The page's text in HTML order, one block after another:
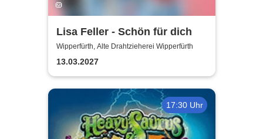
Lisa Feller - Schön für dich
Wipperfürth, Alte Drahtzieherei Wipperfürth
13.03.2027
17:30 Uhr